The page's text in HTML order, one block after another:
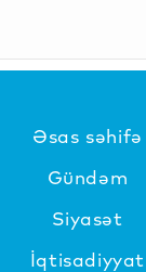
Əsas səhifə
Gündəm
Siyasət
İqtisadiyyat